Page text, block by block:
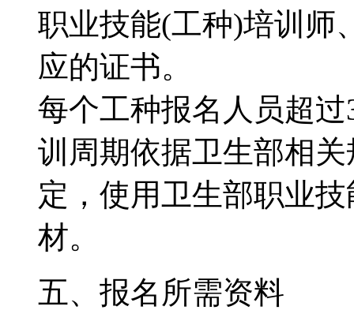
职业技能(工种)培训师
应的证书。
每个工种报名人员超
训周期依据卫生部相
定，使用卫生部职业
材。
五、报名所需资料